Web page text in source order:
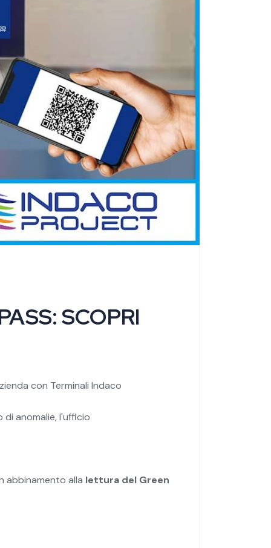
SCOPRI
con Terminali Indaco
di anomalie, l'ufficio
abbinamento alla lettura del Green